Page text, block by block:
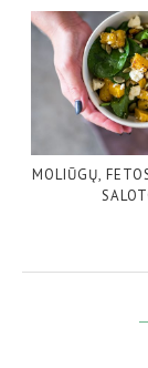
MOLIŪGŲ,